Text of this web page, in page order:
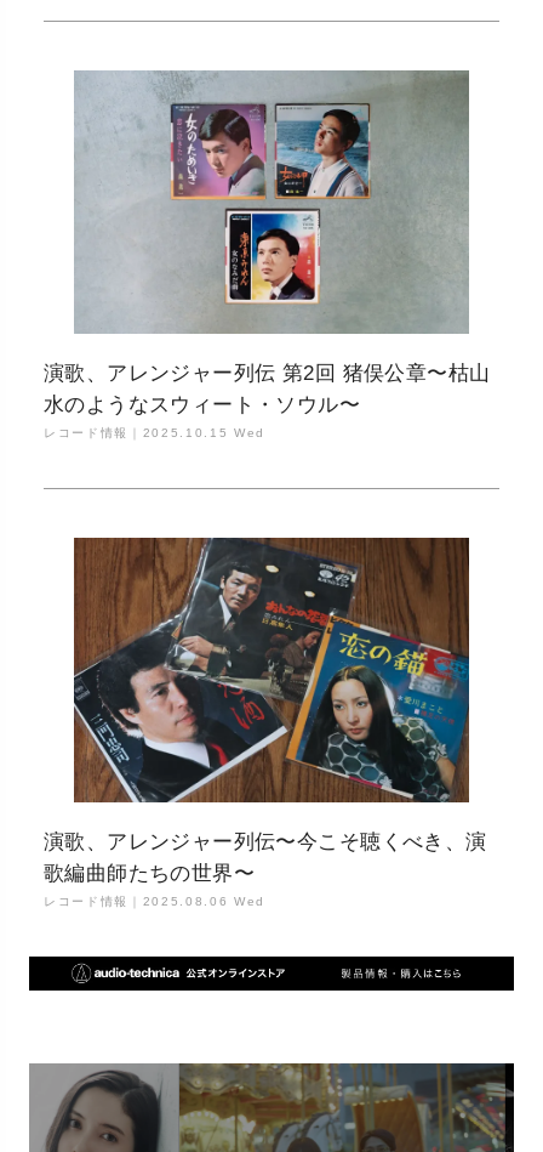
演歌、アレンジャー列伝 第2回 猪俣公章〜枯山
水のようなスウィート・ソウル〜
レコード情報｜ 2025.10.15 Wed
演歌、アレンジャー列伝〜今こそ聴くべき、演
歌編曲師たちの世界〜
レコード情報｜ 2025.08.06 Wed